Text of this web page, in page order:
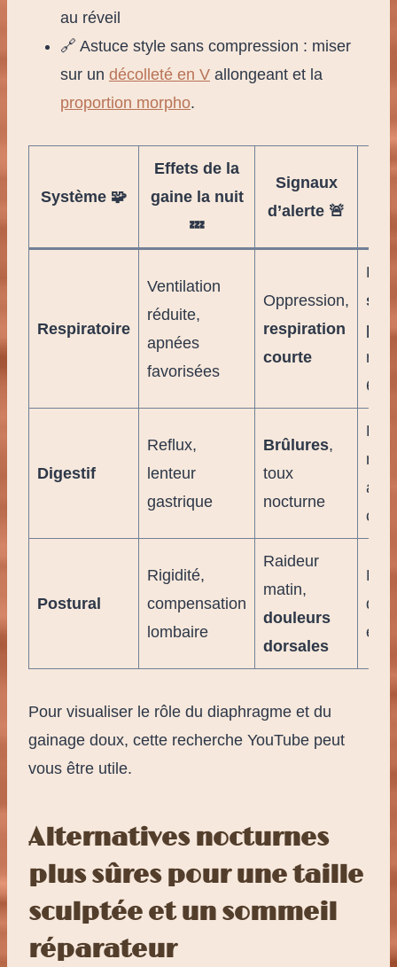
au réveil
🔗 Astuce style sans compression : miser
sur un décolleté en V allongeant et la
proportion morpho.
Système 🧩
Effets de la
gaine la nuit
💤
Signaux
d’alerte 🚨
Respiratoire
Ventilation
réduite,
apnées
favorisées
Oppression,
respiration
courte
6-8
Digestif
Reflux,
lenteur
gastrique
Brûlures,
toux
nocturne
Postural
Rigidité,
compensation
lombaire
Raideur
matin,
douleurs
dorsales
Pour visualiser le rôle du diaphragme et du
gainage doux, cette recherche YouTube peut
vous être utile.
Alternatives nocturnes
plus sûres pour une taille
sculptée et un sommeil
réparateur